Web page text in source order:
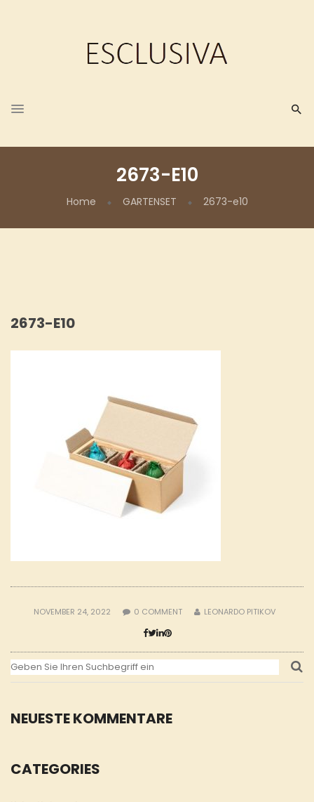
2673-E10
Home GARTENSET 2673-e10
NEUESTE KOMMENTARE
CATEGORIES
2673-E10
NOVEMBER 24, 2022 0 COMMENT LEONARDO PITIKOV